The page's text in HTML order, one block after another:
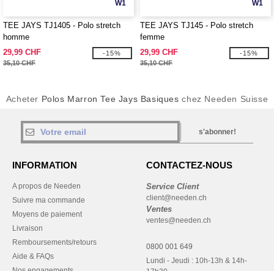
W1
TEE JAYS TJ1405 - Polo stretch
homme
29,99 CHF
35,10 CHF
-15%
W1
TEE JAYS TJ145 - Polo stretch
femme
29,99 CHF
35,10 CHF
-15%
Acheter Polos Marron Tee Jays Basiques chez Needen Suisse
s'abonner!
INFORMATION
A propos de Needen
Suivre ma commande
Moyens de paiement
Livraison
Remboursements/retours
Aide & FAQs
CONTACTEZ-NOUS
Service Client
client@needen.ch
Ventes
ventes@needen.ch
0800 001 649
Lundi - Jeudi : 10h-13h & 14h-